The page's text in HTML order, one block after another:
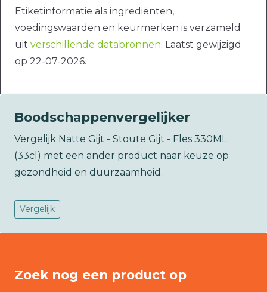
Etiketinformatie als ingrediënten,
voedingswaarden en keurmerken is verzameld
uit verschillende databronnen. Laatst gewijzigd
op 22-07-2026.
Boodschappenvergelijker
Vergelijk Natte Gijt - Stoute Gijt - Fles 330ML
(33cl) met een ander product naar keuze op
gezondheid en duurzaamheid.
Vergelijk
Zoek nog een product op